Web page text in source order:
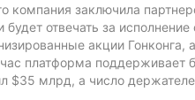
компания заключила
отвечать за
акции
платформа поддерживает
$35 млрд, а число